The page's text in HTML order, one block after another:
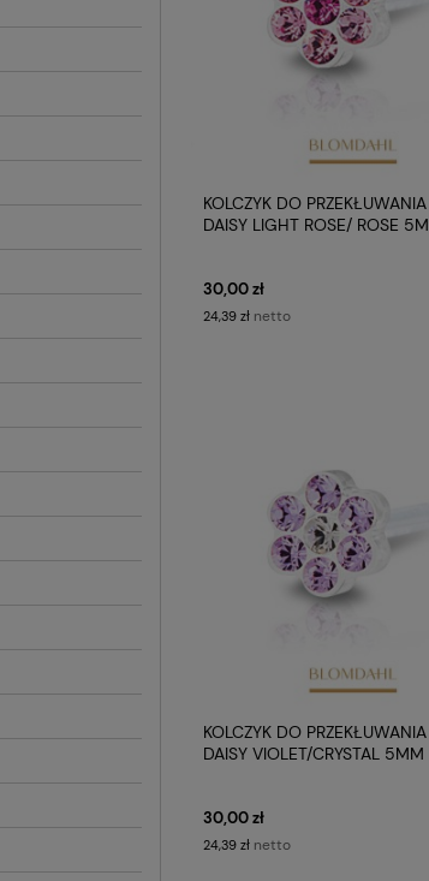
KOLCZYK DO
DAISY LIGHT ROSE/ ROSE
30,00 zł
24,39 zł netto
KOLCZYK DO
DAISY VIOLET/CRYSTAL 5MM
30,00 zł
24,39 zł netto